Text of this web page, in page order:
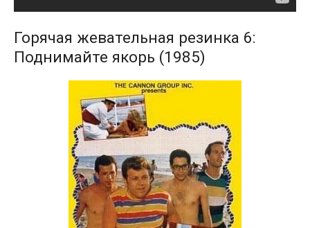
Горячая жевательная резинка 6:
Поднимайте якорь (1985)